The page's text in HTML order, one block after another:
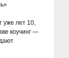
уже лет 10,
коучинг —